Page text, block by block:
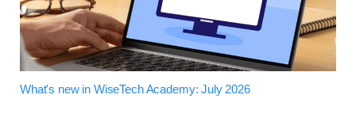
What's new in WiseTech Academy: July 2026